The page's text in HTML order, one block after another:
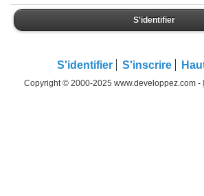
S'identifier
S'identifier S'inscrire
Copyright © 2000-2025 www.developpez.com -